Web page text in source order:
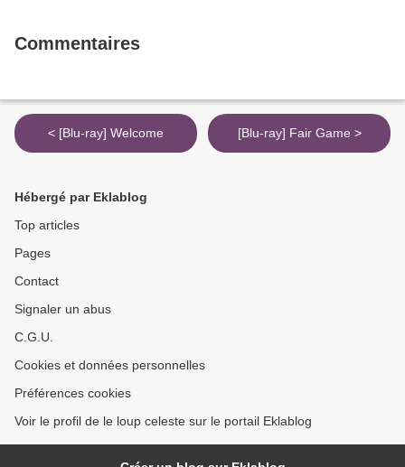
Commentaires
< [Blu-ray] Welcome [Blu-ray] Fair Game >
Hébergé par Eklablog
Top articles
Pages
Contact
Signaler un abus
C.G.U.
Cookies et données personnelles
Préférences cookies
Voir le profil de le loup celeste sur le portail Eklablog